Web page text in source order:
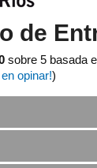
de
sobre 5 basada
opinar!)